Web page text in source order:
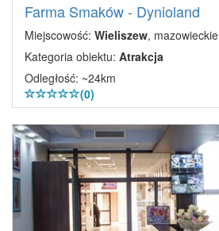
Farma Smaków - Dynioland
Miejscowość: Wieliszew, mazowieckie
Kategoria obiektu: Atrakcja
Odległość: ~24km
(0)